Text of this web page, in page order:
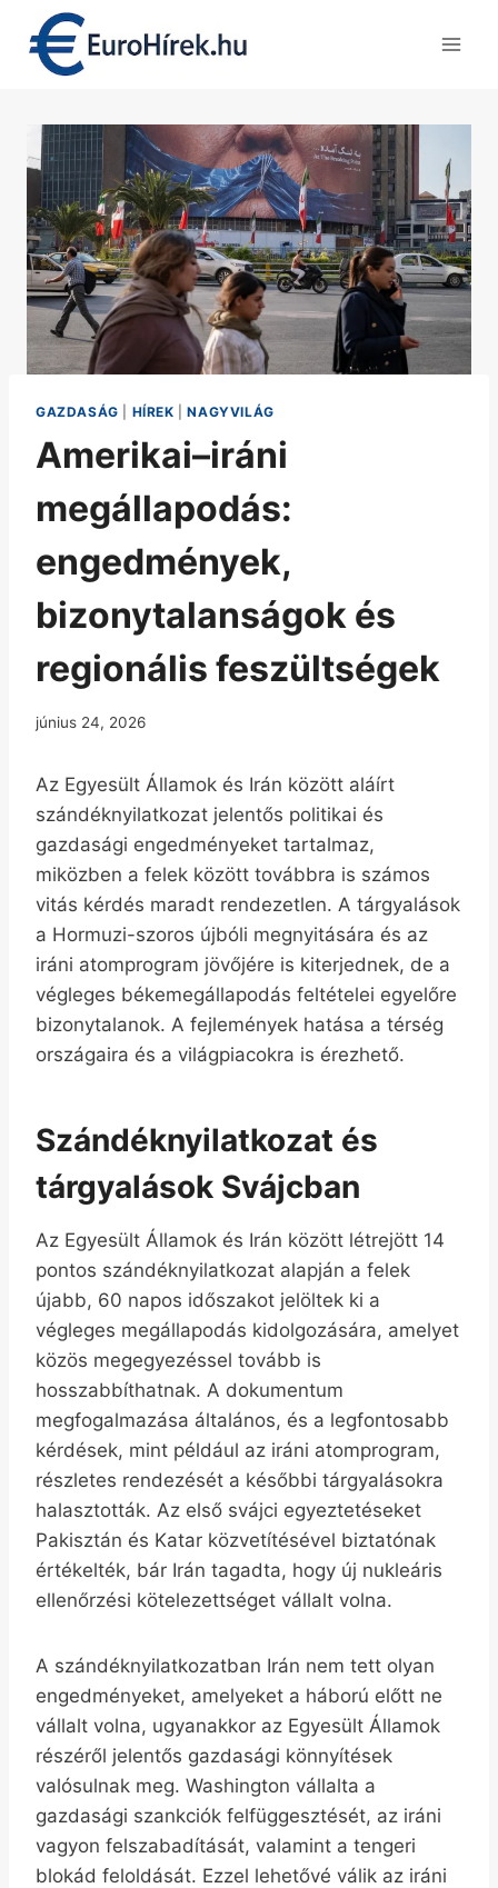
content
GAZDASÁG HÍREK |NAGYVILÁG
Amerikai–iráni
megállapodás:
engedmények,
bizonytalanságok és
regionális feszültségek
június 24, 2026
Az Egyesült Államok és Irán között aláírt
szándéknyilatkozat jelentős politikai és
gazdasági engedményeket tartalmaz,
miközben a felek között továbbra is számos
vitás kérdés maradt rendezetlen. A tárgyalások
a Hormuzi-szoros újbóli megnyitására és az
iráni atomprogram jövőjére is kiterjednek, de a
végleges békemegállapodás feltételei egyelőre
bizonytalanok. A fejlemények hatása a térség
országaira és a világpiacokra is érezhető.
Szándéknyilatkozat és
tárgyalások Svájcban
Az Egyesült Államok és Irán között létrejött 14
pontos szándéknyilatkozat alapján a felek
újabb, 60 napos időszakot jelöltek ki a
végleges megállapodás kidolgozására, amelyet
közös megegyezéssel tovább is
hosszabbíthatnak. A dokumentum
megfogalmazása általános, és a legfontosabb
kérdések, mint például az iráni atomprogram,
részletes rendezését a későbbi tárgyalásokra
halasztották. Az első svájci egyeztetéseket
Pakisztán és Katar közvetítésével biztatónak
értékelték, bár Irán tagadta, hogy új nukleáris
ellenőrzési kötelezettséget vállalt volna.
A szándéknyilatkozatban Irán nem tett olyan
engedményeket, amelyeket a háború előtt ne
vállalt volna, ugyanakkor az Egyesült Államok
részéről jelentős gazdasági könnyítések
valósulnak meg. Washington vállalta a
gazdasági szankciók felfüggesztését, az iráni
vagyon felszabadítását, valamint a tengeri
blokád feloldását. Ezzel lehetővé válik az iráni